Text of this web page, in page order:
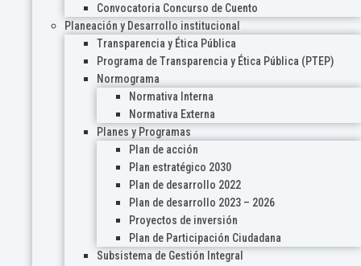
Convocatoria Concurso de Cuento
Planeación y Desarrollo institucional
Transparencia y Ética Pública
Programa de Transparencia y Ética Pública (PTEP)
Normograma
Normativa Interna
Normativa Externa
Planes y Programas
Plan de acción
Plan estratégico 2030
Plan de desarrollo 2022
Plan de desarrollo 2023 – 2026
Proyectos de inversión
Plan de Participación Ciudadana
Subsistema de Gestión Integral